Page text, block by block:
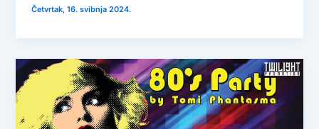
Četvrtak, 16. svibnja 2024.